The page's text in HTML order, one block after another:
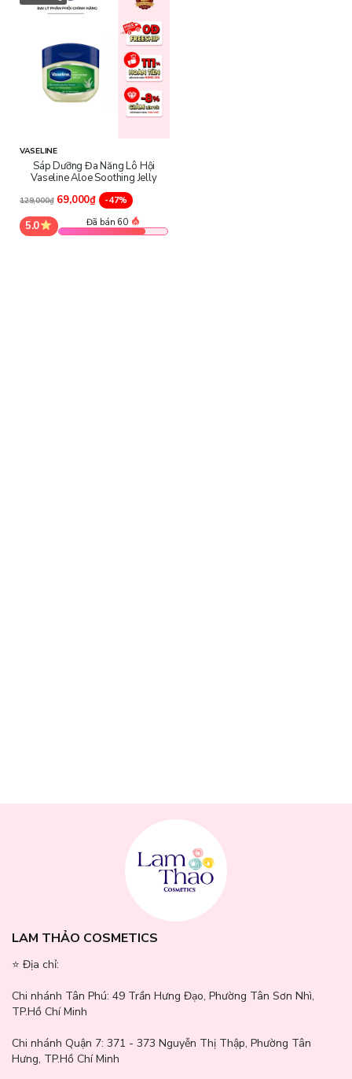
Thành phần sản phẩm
VASELINE
Sáp Dưỡng Đa Năng Lô Hội
Vaseline Aloe Soothing Jelly
129,000₫ 69,000₫ -47%
5.0 Đã bán 60
LAM THẢO COSMETICS
⭐️ Địa chỉ:
Chi nhánh Tân Phú: 49 Trần Hưng Đạo, Phường Tân Sơn Nhì,
TP.Hồ Chí Minh
Chi nhánh Quận 7: 371 - 373 Nguyễn Thị Thập, Phường Tân
Hưng, TP.Hồ Chí Minh